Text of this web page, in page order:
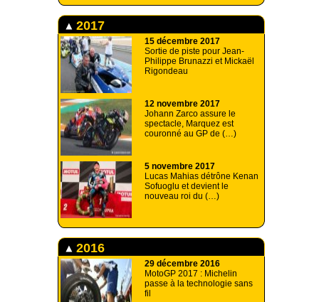
2017
15 décembre 2017
Sortie de piste pour Jean-
Philippe Brunazzi et Mickaël
Rigondeau
12 novembre 2017
Johann Zarco assure le
spectacle, Marquez est
couronné au GP de (…)
5 novembre 2017
Lucas Mahias détrône Kenan
Sofuoglu et devient le
nouveau roi du (…)
2016
29 décembre 2016
MotoGP 2017 : Michelin
passe à la technologie sans
fil